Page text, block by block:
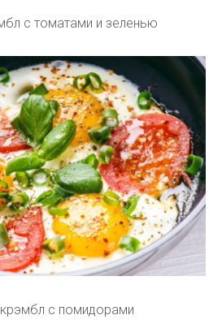
с томатами и зеленью
с помидорами